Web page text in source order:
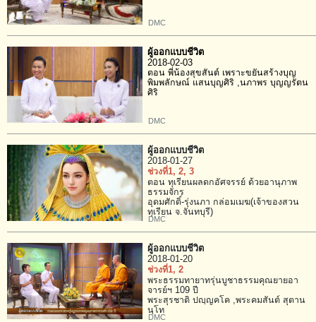
DMC
ผู้ออกแบบชีวิต
2018-02-03
ตอน พี่น้องสุขสันต์ เพราะขยันสร้างบุญ
พิมพลักษณ์ แสนบุญศิริ ,นภาพร บุญญรัตน
ศิริ
DMC
ผู้ออกแบบชีวิต
2018-01-27
ช่วงที่1, 2, 3
ตอน ทุเรียนผลดกอัศจรรย์ ด้วยอานุภาพ
ธรรมจักร
อุดมศักดิ์-รุ่งนภา กล่อมเมฆ(เจ้าของสวน
ทุเรียน จ.จันทบุรี)
DMC
ผู้ออกแบบชีวิต
2018-01-20
ช่วงที่1, 2
พระธรรมทายาทรุ่นบูชาธรรมคุณยายอา
จารย์ฯ 109 ปี
พระสุรชาติ ปญฺญคโค ,พระคมสันต์ สุตาน
นฺโท
DMC